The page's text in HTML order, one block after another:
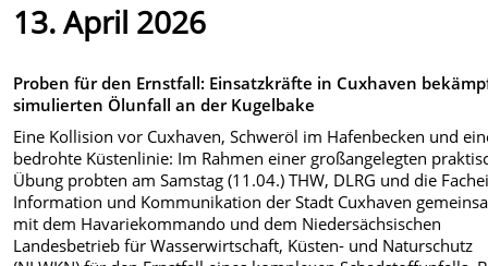
13. April 2026
Proben für den Ernstfall: Einsatzkräfte in Cuxhaven
simulierten Ölunfall an der Kugelbake
Eine Kollision vor Cuxhaven, Schweröl im Hafenbecken und
bedrohte Küstenlinie: Im Rahmen einer großangelegten
Übung probten am Samstag (11.04.) THW, DLRG und die
Information und Kommunikation der Stadt Cuxhaven
mit dem Havariekommando und dem Niedersächsischen
Landesbetrieb für Wasserwirtschaft, Küsten- und Naturschutz